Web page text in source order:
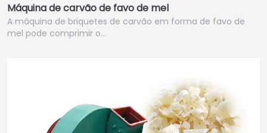
Máquina de carvão de favo de mel
A máquina de briquetes de carvão em forma de favo de
mel pode comprimir o…